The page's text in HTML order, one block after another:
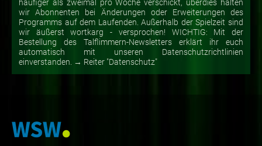
häufiger als zweimal pro Woche verschickt, überdies halten
wir Abonnenten bei Änderungen oder Erweiterungen des
Programms auf dem Laufenden. Außerhalb der Spielzeit sind
wir äußerst wortkarg - versprochen! WICHTIG: Mit der
Bestellung des Talflimmern-Newsletters erklärt ihr euch
automatisch mit unseren Datenschutzrichtlinien
einverstanden. → Reiter "Datenschutz"